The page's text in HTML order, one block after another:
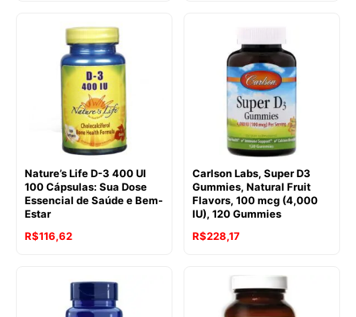
Nature’s Life D-3 400 UI
100 Cápsulas: Sua Dose
Essencial de Saúde e Bem-
Estar
R$116,62
Carlson Labs, Super D3
Gummies, Natural Fruit
Flavors, 100 mcg (4,000
IU), 120 Gummies
R$228,17